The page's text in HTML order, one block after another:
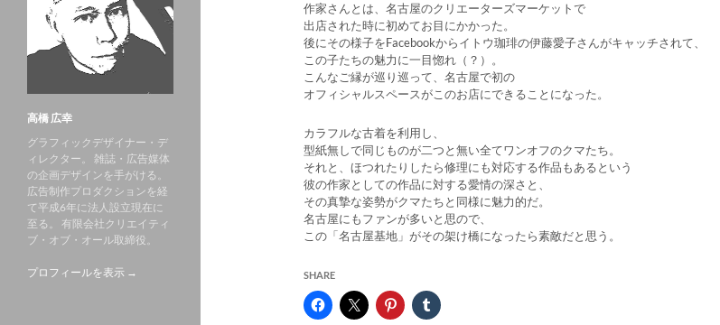
作家さんとは、名古屋のクリエーターズマーケットで
出店された時に初めてお目にかかった。
後にその様子をFacebookからイトウ珈琲の伊藤愛子さんがキャッチされて、
この子たちの魅力に一目惚れ（？）。
こんなご縁が巡り巡って、名古屋で初の
オフィシャルスペースがこのお店にできることになった。
カラフルな古着を利用し、
型紙無しで同じものが二つと無い全てワンオフのクマたち。
それと、ほつれたりしたら修理にも対応する作品もあるという
彼の作家としての作品に対する愛情の深さと、
その真摯な姿勢がクマたちと同様に魅力的だ。
名古屋にもファンが多いと思ので、
この「名古屋基地」がその架け橋になったら素敵だと思う。
SHARE
高橋 広幸
グラフィックデザイナー・デ
ィレクター。 雑誌・広告媒体
の企画デザインを手がける。
広告制作プロダクションを経
て平成6年に法人設立現在に
至る。 有限会社クリエイティ
ブ・オブ・オール取締役。
プロフィールを表示 →